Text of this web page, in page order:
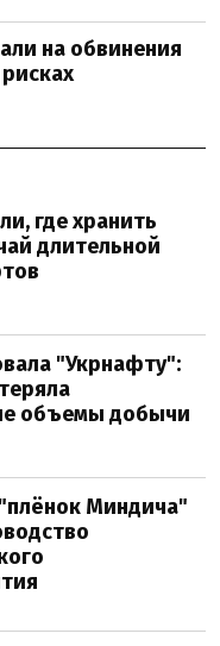
на обвинения
где хранить
длительной
"Укрнафту":
объемы добычи
Миндича"